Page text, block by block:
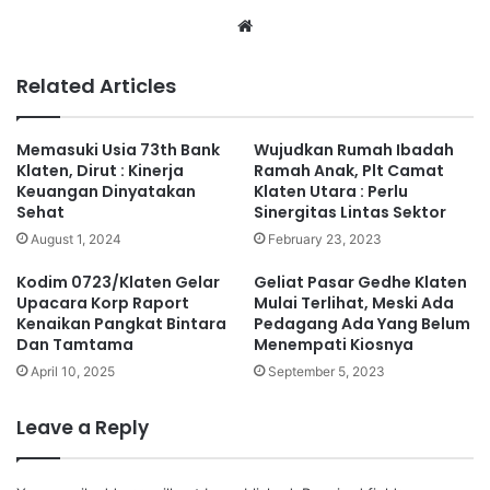
Related Articles
Memasuki Usia 73th Bank
Klaten, Dirut : Kinerja
Keuangan Dinyatakan
Sehat
August 1, 2024
Wujudkan Rumah Ibadah
Ramah Anak, Plt Camat
Klaten Utara : Perlu
Sinergitas Lintas Sektor
February 23, 2023
Kodim 0723/Klaten Gelar
Upacara Korp Raport
Kenaikan Pangkat Bintara
Dan Tamtama
April 10, 2025
Geliat Pasar Gedhe Klaten
Mulai Terlihat, Meski Ada
Pedagang Ada Yang Belum
Menempati Kiosnya
September 5, 2023
Leave a Reply